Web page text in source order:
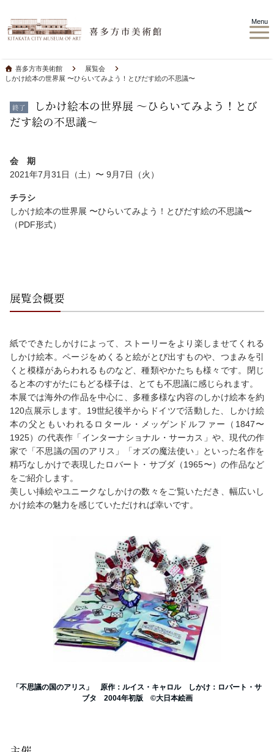
Menu
喜多方市美術館
展覧会
しかけ絵本の世界展 〜ひらいてみよう！とびだす絵の不思議〜
終了
しかけ絵本の世界展 〜ひらいてみよう！とび
だす絵の不思議〜
会 期
2021年7月31日（土）〜 9月7日（火）
チラシ
しかけ絵本の世界展 〜ひらいてみよう！とびだす絵の不思議〜
（PDF形式）
展覧会概要
紙でできたしかけによって、ストーリーをより楽しませてくれる
しかけ絵本。ページをめくると絵がとび出すものや、つまみを引
くと模様があらわれるものなど、種類やかたちも様々です。閉じ
ると本のすがたにもどる様子は、とても不思議に感じられます。
本展では海外の作品を中心に、多種多様な内容のしかけ絵本を約
120点展示します。19世紀後半からドイツで活動した、しかけ絵
本の父ともいわれるロタール・メッゲンドルファー（1847〜
1925）の代表作「インターナショナル・サーカス」や、現代の作
家で「不思議の国のアリス」「オズの魔法使い」といった名作を
精巧なしかけで表現したロバート・サブダ（1965〜）の作品など
をご紹介します。
美しい挿絵やユニークなしかけの数々をご覧いただき、幅広いし
かけ絵本の魅力を感じていただければ幸いです。
「不思議の国のアリス」 原作：ルイス・キャロル しかけ：ロバート・サ
ブタ 2004年初版 ©大日本絵画